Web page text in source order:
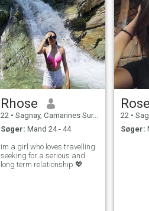
Rhose
22 • Sagnay, Camarines Sur, Filippinerne
Søger: Mand 24 - 44
im a girl who loves travelling
seeking for a serious and
long term relationship 💖
Rose
22 •
Søger: